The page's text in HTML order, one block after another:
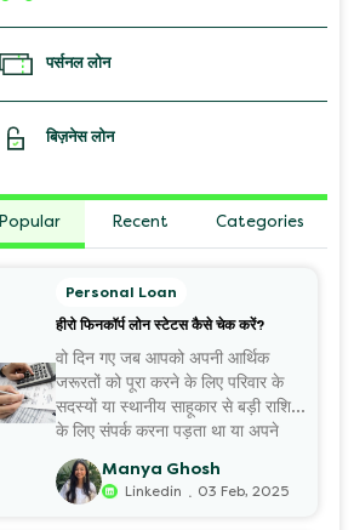
पर्सनल लोन
बिज़नेस लोन
Popular Recent Categories
Personal Loan
हीरो फिनकॉर्प लोन स्टेटस कैसे चेक करें?
वो दिन गए जब आपको अपनी आर्थिक
जरूरतों को पूरा करने के लिए परिवार के
सदस्यों या स्थानीय साहूकार से बड़ी राशि
के लिए संपर्क करना पड़ता था या अपने
कीमती जेवरों इत्यादि को गिरवी रखना
पड़ता था। आज की कहानी...
Manya Ghosh
Linkedin . 03 Feb, 2025